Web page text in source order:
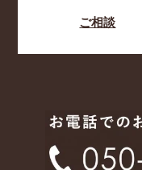
ご相談